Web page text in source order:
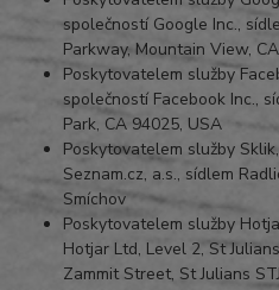
společností Google Inc.,
Parkway, Mountain View,
Poskytovatelem služby
společností Facebook Inc.,
Park, CA 94025, USA
Poskytovatelem služby
Seznam.cz, a.s., sídlem
Smíchov
Poskytovatelem služby
Hotjar Ltd, Level 2, St
Zammit Street, St Julians